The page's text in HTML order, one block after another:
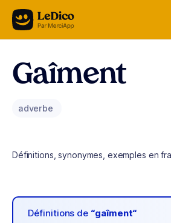
Aller au contenu
Gaîment
adverbe
Définitions, synonymes, exemples en
Définitions de “gaîment“